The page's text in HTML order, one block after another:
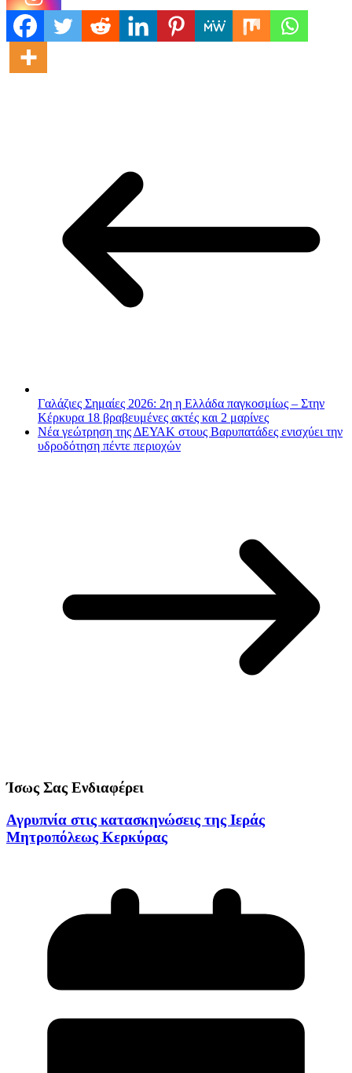
Γαλάζιες Σημαίες 2026: 2η η Ελλάδα παγκοσμίως – Στην
Κέρκυρα 18 βραβευμένες ακτές και 2 μαρίνες
Νέα γεώτρηση της ΔΕΥΑΚ στους Βαρυπατάδες ενισχύει την
υδροδότηση πέντε περιοχών
Ίσως Σας Ενδιαφέρει
Αγρυπνία στις κατασκηνώσεις της Ιεράς
Μητροπόλεως Κερκύρας